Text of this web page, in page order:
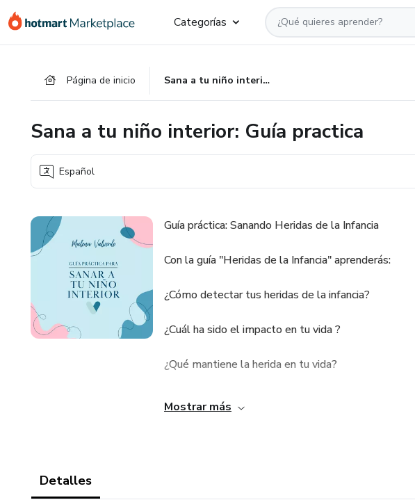
Categorías
Página de inicio Sana a tu niño interior: Guía practica
Sana a tu niño interior: Guía practica
Español
Guía práctica: Sanando Heridas de la Infancia
Con la guía "Heridas de la Infancia" aprenderás:
¿Cómo detectar tus heridas de la infancia?
¿Cuál ha sido el impacto en tu vida ?
¿Qué mantiene la herida en tu vida?
¿Qué actividades ayudan a sanar?
Mostrar más
Detalles